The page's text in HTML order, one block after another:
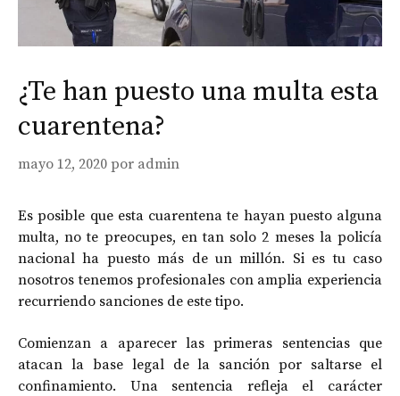
¿Te han puesto una multa esta
cuarentena?
mayo 12, 2020 por admin
Es posible que esta cuarentena te hayan puesto alguna
multa, no te preocupes, en tan solo 2 meses la policía
nacional ha puesto más de un millón. Si es tu caso
nosotros tenemos profesionales con amplia experiencia
recurriendo sanciones de este tipo.
Comienzan a aparecer las primeras sentencias que
atacan la base legal de la sanción por saltarse el
confinamiento. Una sentencia refleja el carácter